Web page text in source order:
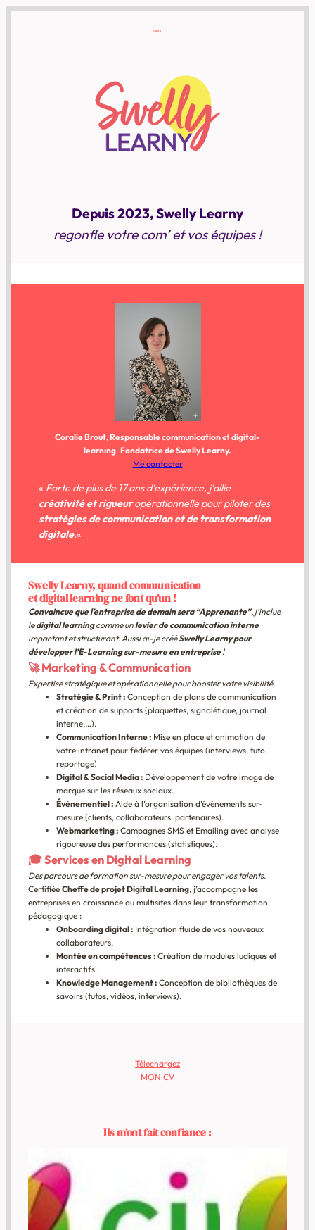
Menu
Depuis 2023, Swelly Learny
regonfle votre com’ et vos équipes !
Coralie Brout, Responsable communicationet digital-
learning. Fondatrice de Swelly Learny.
Me contacter
« Forte de plus de 17 ans d’expérience, j’allie
créativité et rigueuropérationnelle pour piloter des
stratégies de communication et de transformation
digitale.«
Swelly Learny, quand communication
et digital learning ne font qu’un !
Convaincue que l’entreprise de demain sera “Apprenante”, j’inclue
ledigital learningcomme unlevier de communication interne
impactant et structurant. Aussi ai-je crééSwelly Learny pour
développer l’E-Learning sur-mesure en entreprise!
🚀 Marketing & Communication
Expertise stratégique et opérationnelle pour booster votre visibilité.
Stratégie & Print : Conception de plans de communication
et création de supports (plaquettes, signalétique, journal
interne,…).
Communication Interne : Mise en place et animation de
votre intranet pour fédérer vos équipes (interviews, tuto,
reportage)
Digital & Social Media : Développement de votre image de
marque sur les réseaux sociaux.
Événementiel : Aide à l’organisation d’événements sur-
mesure (clients, collaborateurs, partenaires).
Webmarketing : Campagnes SMS et Emailing avec analyse
rigoureuse des performances (statistiques).
🎓 Services en Digital Learning
Des parcours de formation sur-mesure pour engager vos talents.
Certifiée Cheffe de projet Digital Learning, j’accompagne les
entreprises en croissance ou multisites dans leur transformation
pédagogique :
Onboarding digital : Intégration fluide de vos nouveaux
collaborateurs.
Montée en compétences : Création de modules ludiques et
interactifs.
Knowledge Management : Conception de bibliothèques de
savoirs (tutos, vidéos, interviews).
Télechargez
MON CV
Ils m’ont fait confiance :